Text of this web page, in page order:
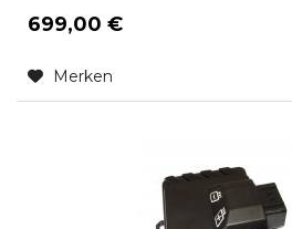
699,00 €
Merken